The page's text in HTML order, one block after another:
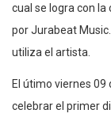
cual se logra con
por Jurabeat
utiliza el artista.
El útimo viernes
celebrar el primer